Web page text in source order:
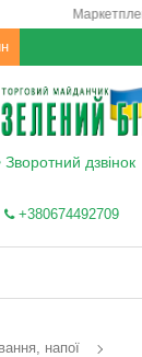
Зворотний дзвінок
+380674492709
напої